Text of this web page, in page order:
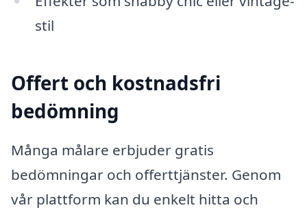
stil
Offert och kostnadsfri
bedömning
Många målare erbjuder gratis
bedömningar och offerttjänster. Genom
vår plattform kan du enkelt hitta och